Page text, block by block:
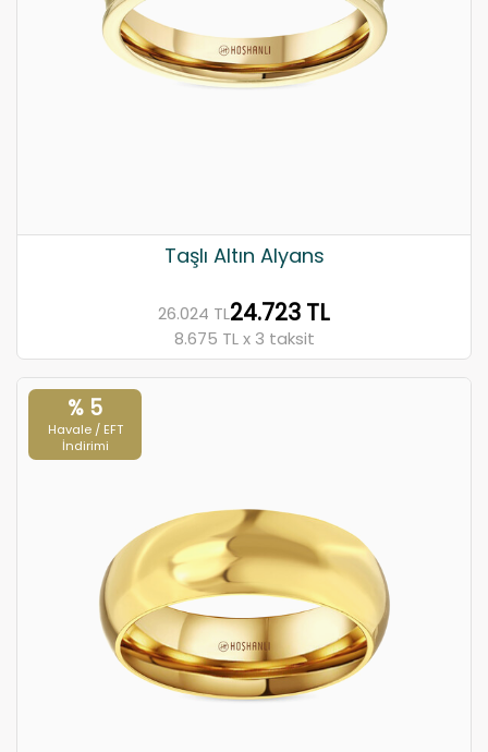
Taşlı Altın Alyans
26.024 TL24.723 TL
8.675 TL x 3 taksit
% 5
Havale / EFT
İndirimi